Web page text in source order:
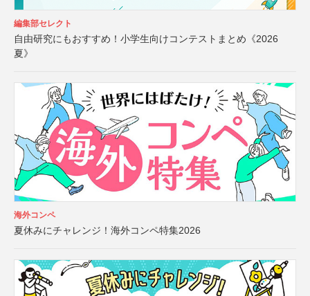
編集部セレクト
自由研究にもおすすめ！小学生向けコンテストまとめ《2026
夏》
海外コンペ
夏休みにチャレンジ！海外コンペ特集2026